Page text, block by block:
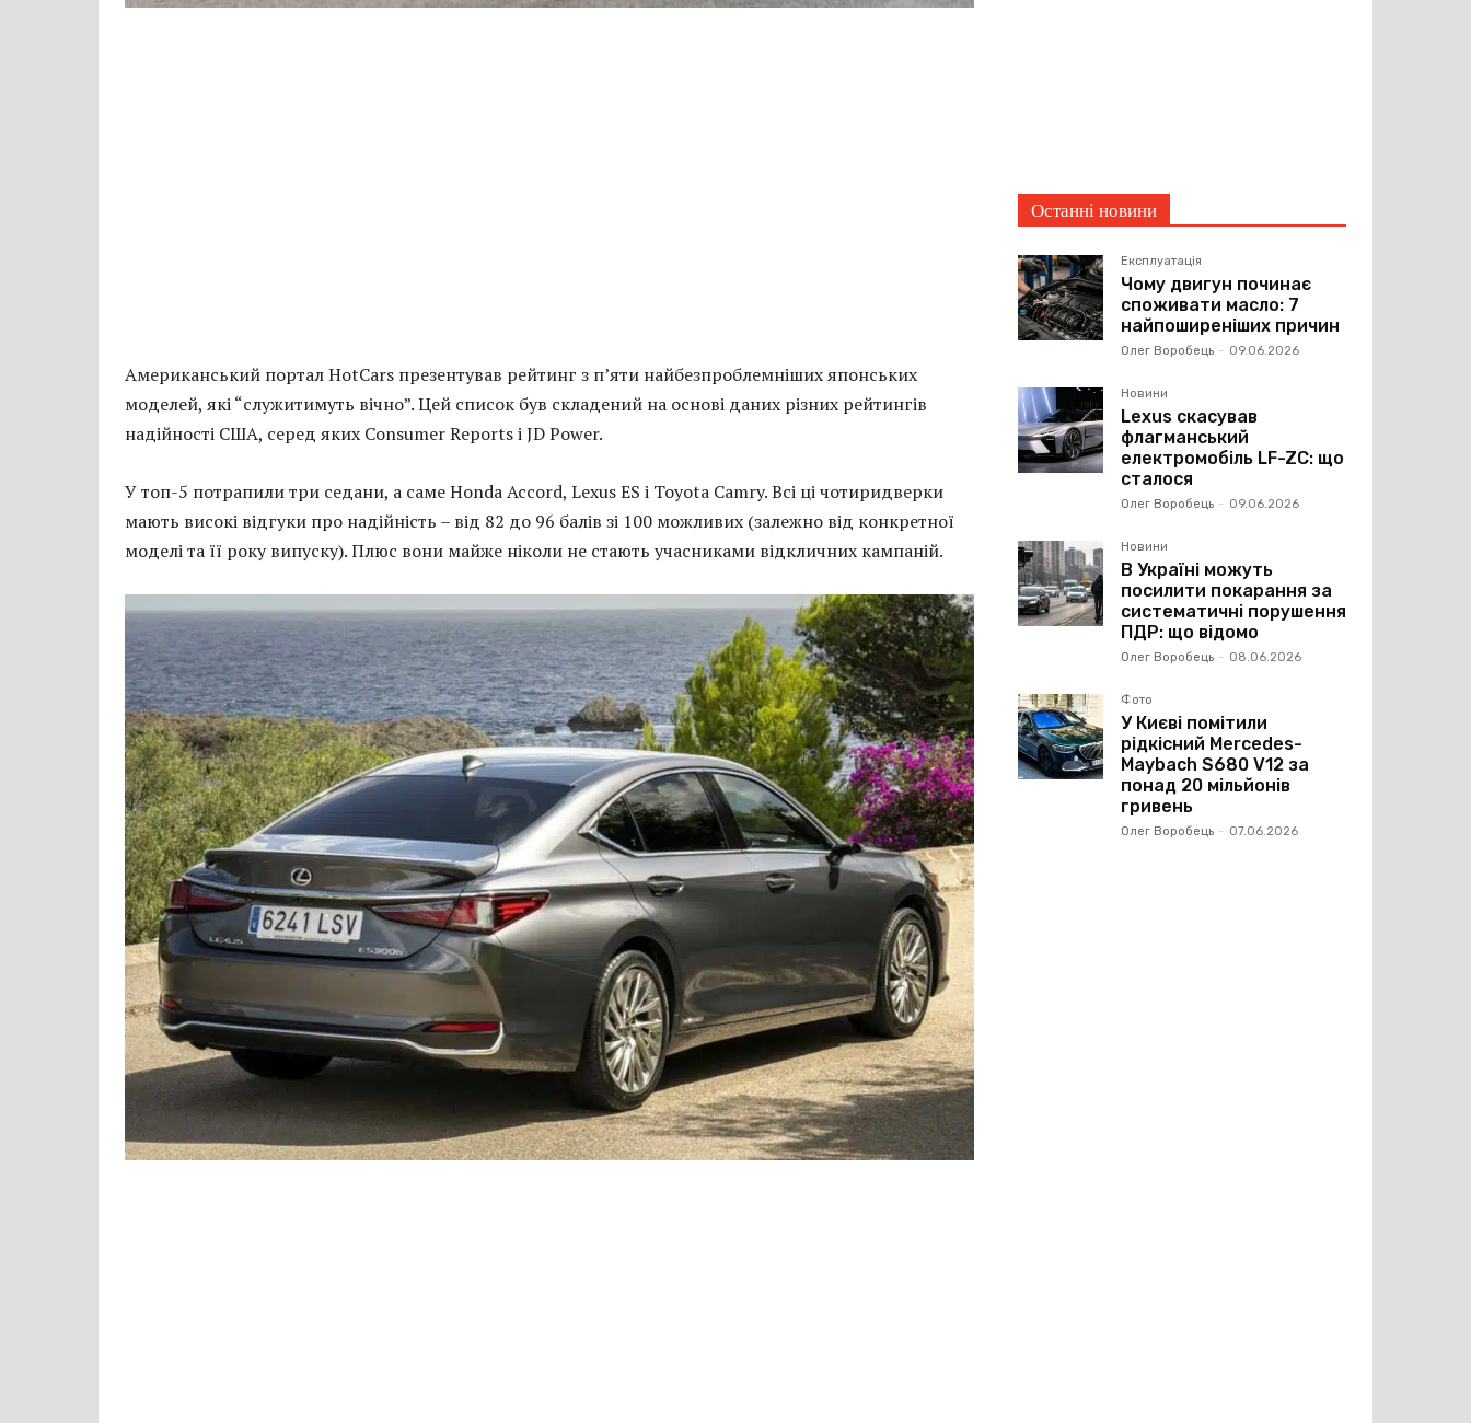
Американський портал HotCars презентував рейтинг з п’яти найбезпроблемніших японських
моделей, які “служитимуть вічно”. Цей список був складений на основі даних різних рейтингів
надійності США, серед яких Consumer Reports і JD Power.
У топ-5 потрапили три седани, а саме Honda Accord, Lexus ES і Toyota Camry. Всі ці чотиридверки
мають високі відгуки про надійність – від 82 до 96 балів зі 100 можливих (залежно від конкретної
моделі та її року випуску). Плюс вони майже ніколи не стають учасниками відкличних кампаній.
Останні новини
Експлуатація
Чому двигун починає
споживати масло: 7
найпоширеніших причин
Олег Воробець - 09.06.2026
Новини
Lexus скасував
флагманський
електромобіль LF-ZC: що
сталося
Олег Воробець - 09.06.2026
Новини
В Україні можуть
посилити покарання за
систематичні порушення
ПДР: що відомо
Олег Воробець - 08.06.2026
Фото
У Києві помітили
рідкісний Mercedes-
Maybach S680 V12 за
понад 20 мільйонів
гривень
Олег Воробець - 07.06.2026